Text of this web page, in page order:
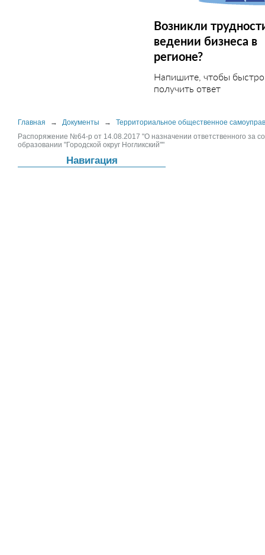
Возникли
ведении бизнеса в
регионе?
Напишите, чтобы быстро
получить ответ
Главная → Документы →
Территориальное общественное
Распоряжение №64-р от 14.08.2017 "О назначении ответственного за
образовании "Городской округ Ногликский""
Навигация